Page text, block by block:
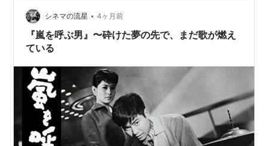
シネマの流星 • 4ヶ月前
『嵐を呼ぶ男』〜砕けた夢の先で、まだ歌が燃え
ている